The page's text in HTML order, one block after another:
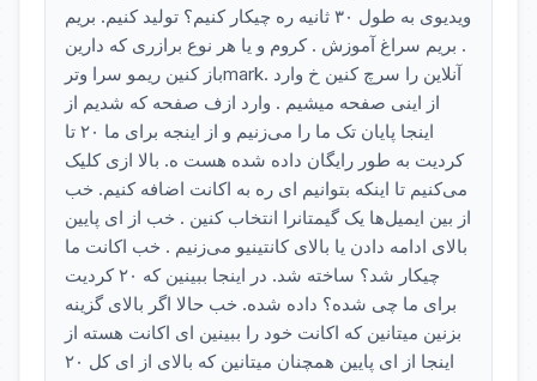
ویدیوی به طول ۳۰ ثانیه ره چیکار کنیم؟ تولید کنیم. بریم
. بریم سراغ آموزش . کروم و یا هر نوع برازری که دارین
باز کنین ریمو سرا وترmark. آنلاین را سرچ کنین خ وارد
از اینی صفحه میشیم . وارد ازف صفحه که شدیم از
اینجا پایان تک ما را می‌زنیم و از اینجه برای ما ۲۰ تا
کردیت به طور رایگان داده شده هست ه. بالا ازی کلیک
می‌کنیم تا اینکه بتوانیم ای ره به اکانت اضافه کنیم. خب
از بین ایمیل‌ها یک گیمتانرا انتخاب کنین . خب از ای پایین
بالای ادامه دادن یا بالای کانتینیو می‌زنیم . خب اکانت ما
چیکار شد؟ ساخته شد. در اینجا ببینین که ۲۰ کردیت
برای ما چی شده؟ داده شده. خب حالا اگر بالای گزینه
بزنین میتانین که اکانت خود را ببینین ای اکانت هسته از
اینجا از ای پایین همچنان میتانین که بالای از ای کل ۲۰